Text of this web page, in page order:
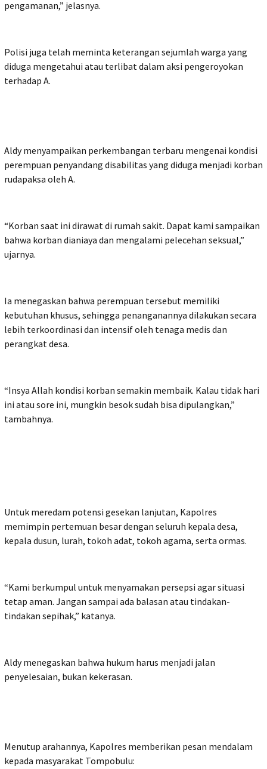
pengamanan,” jelasnya.
Polisi juga telah meminta keterangan sejumlah warga yang
diduga mengetahui atau terlibat dalam aksi pengeroyokan
terhadap A.
Aldy menyampaikan perkembangan terbaru mengenai kondisi
perempuan penyandang disabilitas yang diduga menjadi korban
rudapaksa oleh A.
“Korban saat ini dirawat di rumah sakit. Dapat kami sampaikan
bahwa korban dianiaya dan mengalami pelecehan seksual,”
ujarnya.
Ia menegaskan bahwa perempuan tersebut memiliki
kebutuhan khusus, sehingga penanganannya dilakukan secara
lebih terkoordinasi dan intensif oleh tenaga medis dan
perangkat desa.
“Insya Allah kondisi korban semakin membaik. Kalau tidak hari
ini atau sore ini, mungkin besok sudah bisa dipulangkan,”
tambahnya.
Untuk meredam potensi gesekan lanjutan, Kapolres
memimpin pertemuan besar dengan seluruh kepala desa,
kepala dusun, lurah, tokoh adat, tokoh agama, serta ormas.
“Kami berkumpul untuk menyamakan persepsi agar situasi
tetap aman. Jangan sampai ada balasan atau tindakan-
tindakan sepihak,” katanya.
Aldy menegaskan bahwa hukum harus menjadi jalan
penyelesaian, bukan kekerasan.
Menutup arahannya, Kapolres memberikan pesan mendalam
kepada masyarakat Tompobulu: